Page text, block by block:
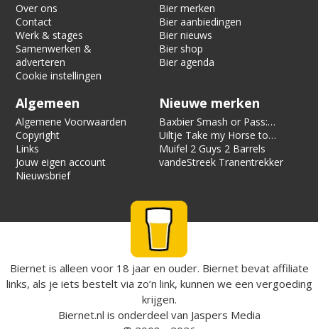
Over ons
Contact
Werk & stages
Samenwerken &
adverteren
Cookie instellingen
Bier merken
Bier aanbiedingen
Bier nieuws
Bier shop
Bier agenda
Algemeen
Algemene Voorwaarden
Copyright
Links
Jouw eigen account
Nieuwsbrief
Nieuwe merken
Baxbier Smash or Pass:
Strata
Uiltje Take my Horse to
the Hotel Room
Muifel 2 Guys 2 Barrels
vandeStreek Tranentrekker
Biernet is alleen voor 18 jaar en ouder. Biernet bevat affiliate
links, als je iets bestelt via zo’n link, kunnen we een vergoeding
krijgen.
Biernet.nl is onderdeel van Jaspers Media